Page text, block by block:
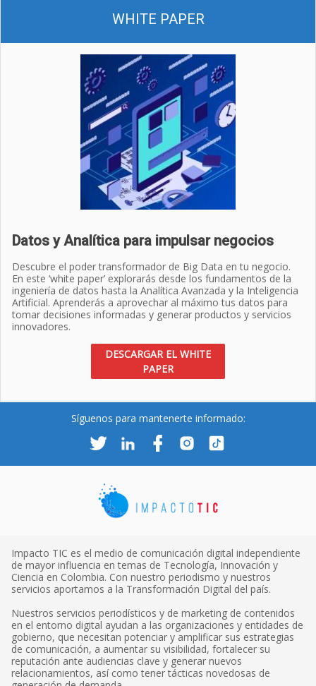
WHITE PAPER
Datos y Analítica para impulsar negocios
Descubre el poder transformador de Big Data en tu negocio.
En este ‘white paper’ explorarás desde los fundamentos de la
ingeniería de datos hasta la Analítica Avanzada y la Inteligencia
Artificial. Aprenderás a aprovechar al máximo tus datos para
tomar decisiones informadas y generar productos y servicios
innovadores.
DESCARGAR EL WHITE
PAPER
Síguenos para mantenerte informado:
Impacto TIC es el medio de comunicación digital independiente
de mayor influencia en temas de Tecnología, Innovación y
Ciencia en Colombia. Con nuestro periodismo y nuestros
servicios aportamos a la Transformación Digital del país.
Nuestros servicios periodísticos y de marketing de contenidos
en el entorno digital ayudan a las organizaciones y entidades de
gobierno, que necesitan potenciar y amplificar sus estrategias
de comunicación, a aumentar su visibilidad, fortalecer su
reputación ante audiencias clave y generar nuevos
relacionamientos, así como tener tácticas novedosas de